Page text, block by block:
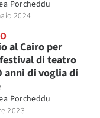
Porcheddu
2024
al Cairo per
di teatro
anni di voglia di
Porcheddu
2023